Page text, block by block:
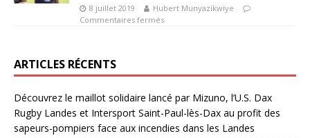
8 juillet 2019
Hubert Munyazikwiye
Commentaires fermés
ARTICLES RÉCENTS
Découvrez le maillot solidaire lancé par Mizuno, l’U.S. Dax
Rugby Landes et Intersport Saint-Paul-lès-Dax au profit des
sapeurs-pompiers face aux incendies dans les Landes